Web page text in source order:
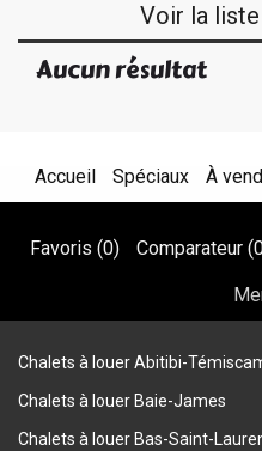
Voir la
Aucun résultat
Accueil Spéciaux À
Favoris (0) Comparateur (
Chalets à louer Abitibi-
Chalets à louer Baie-James
Chalets à louer Bas-Saint-